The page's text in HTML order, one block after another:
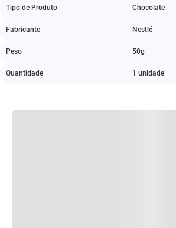
Tipo de Produto Chocolate
Fabricante Nestlé
Peso 50g
Quantidade 1 unidade